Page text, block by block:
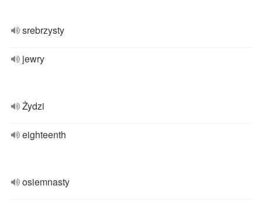
srebrzysty
jewry
Żydzi
eighteenth
osiemnasty